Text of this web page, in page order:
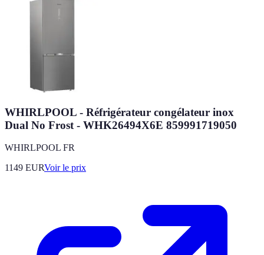
WHIRLPOOL - Réfrigérateur congélateur inox
Dual No Frost - WHK26494X6E 859991719050
WHIRLPOOL FR
1149 EURVoir le prix